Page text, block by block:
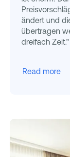
ändert und
übertragen
dreifach Zeit."
Read more